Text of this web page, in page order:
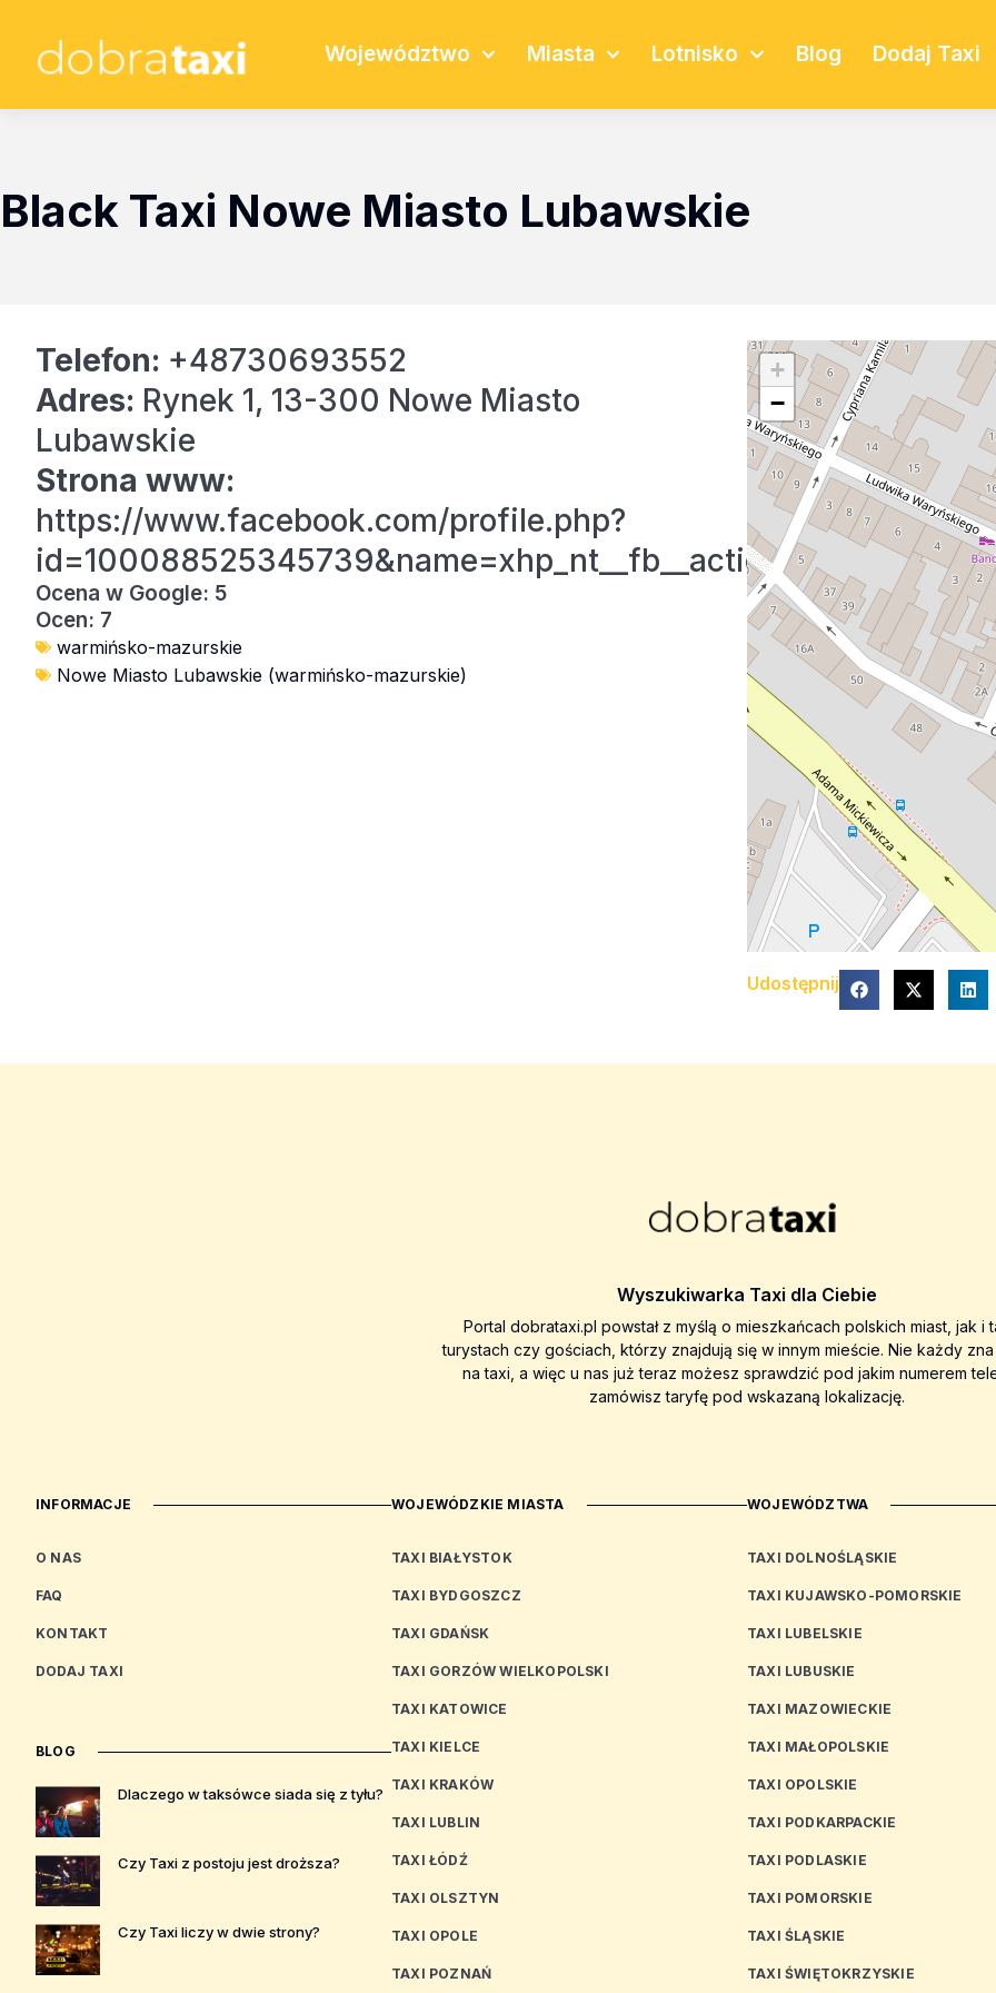
Województwo Miasta Lotnisko Blog Dodaj Taxi
Black Taxi Nowe Miasto Lubawskie
Telefon: +48730693552
Adres: Rynek 1, 13-300 Nowe Miasto
Lubawskie
Strona www:
https://www.facebook.com/profile.php?
id=100088525345739&name=xhp_nt__fb__action__open_user
Ocena w Google: 5
Ocen: 7
warmińsko-mazurskie
Nowe Miasto Lubawskie (warmińsko-mazurskie)
+
−
Udostępnij
Wyszukiwarka Taxi dla Ciebie
Portal dobrataxi.pl powstał z myślą o mieszkańcach polskich miast, jak i
turystach czy gościach, którzy znajdują się w innym mieście. Nie każdy
na taxi, a więc u nas już teraz możesz sprawdzić pod jakim numerem
zamówisz taryfę pod wskazaną lokalizację.
INFORMACJE
O NAS
FAQ
KONTAKT
DODAJ TAXI
BLOG
Dlaczego w taksówce siada się z tyłu?
Czy Taxi z postoju jest droższa?
Czy Taxi liczy w dwie strony?
WOJEWÓDZKIE MIASTA
TAXI BIAŁYSTOK
TAXI BYDGOSZCZ
TAXI GDAŃSK
TAXI GORZÓW WIELKOPOLSKI
TAXI KATOWICE
TAXI KIELCE
TAXI KRAKÓW
TAXI LUBLIN
TAXI ŁÓDŹ
TAXI OLSZTYN
TAXI OPOLE
TAXI POZNAŃ
WOJEWÓDZTWA
TAXI DOLNOŚLĄSKIE
TAXI KUJAWSKO-POMORSKIE
TAXI LUBELSKIE
TAXI LUBUSKIE
TAXI MAZOWIECKIE
TAXI MAŁOPOLSKIE
TAXI OPOLSKIE
TAXI PODKARPACKIE
TAXI PODLASKIE
TAXI POMORSKIE
TAXI ŚLĄSKIE
TAXI ŚWIĘTOKRZYSKIE